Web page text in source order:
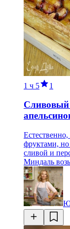
1 ч 5 1
Сливовый
фруктами, но
сливой и
Миндаль